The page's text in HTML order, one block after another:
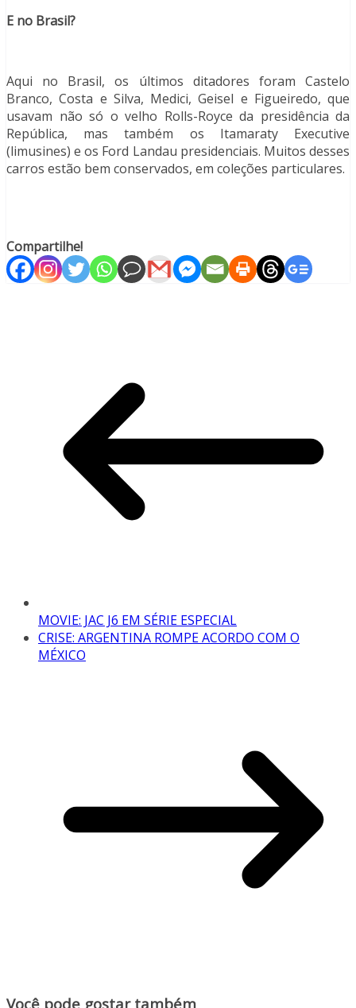
E no Brasil?
Aqui no Brasil, os últimos ditadores foram Castelo
Branco, Costa e Silva, Medici, Geisel e Figueiredo, que
usavam não só o velho Rolls-Royce da presidência da
República, mas também os Itamaraty Executive
(limusines) e os Ford Landau presidenciais. Muitos desses
carros estão bem conservados, em coleções particulares.
Compartilhe!
MOVIE: JAC J6 EM SÉRIE ESPECIAL
CRISE: ARGENTINA ROMPE ACORDO COM O
MÉXICO
Você pode gostar também